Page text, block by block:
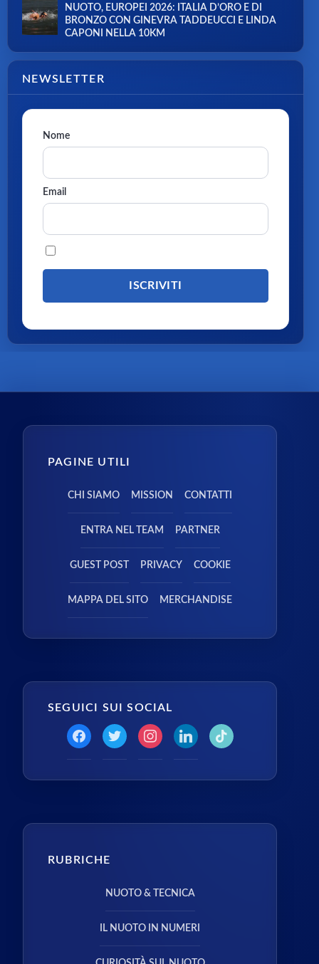
NUOTO, EUROPEI 2026: ITALIA D’ORO E DI
BRONZO CON GINEVRA TADDEUCCI E LINDA
CAPONI NELLA 10KM
NEWSLETTER
Nome
Email
PAGINE UTILI
CHI SIAMO MISSION CONTATTI
ENTRA NEL TEAM PARTNER
GUEST POST PRIVACY COOKIE
MAPPA DEL SITO MERCHANDISE
SEGUICI SUI SOCIAL
RUBRICHE
NUOTO & TECNICA
IL NUOTO IN NUMERI